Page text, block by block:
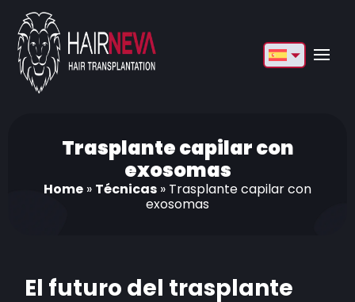
Deutsch
Trasplante capilar con
exosomas
Home » Técnicas » Trasplante capilar con
exosomas
El futuro del trasplante